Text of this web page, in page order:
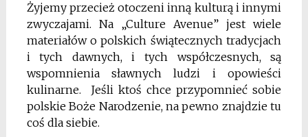
Żyjemy przecież otoczeni inną kulturą i innymi
zwyczajami. Na „Culture Avenue” jest wiele
materiałów o polskich świątecznych tradycjach
i tych dawnych, i tych współczesnych, są
wspomnienia sławnych ludzi i opowieści
kulinarne. Jeśli ktoś chce przypomnieć sobie
polskie Boże Narodzenie, na pewno znajdzie tu
coś dla siebie.